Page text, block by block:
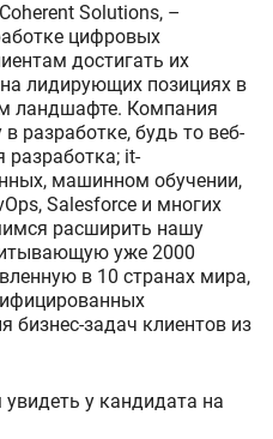
Solutions, –
цифровых
достигать их
лидирующих позициях в
ландшафте. Компания
разработке, будь то веб-
it-
машинном обучении,
Salesforce и многих
расширить нашу
уже 2000
в 10 странах мира,
бизнес-задач клиентов из
у кандидата на